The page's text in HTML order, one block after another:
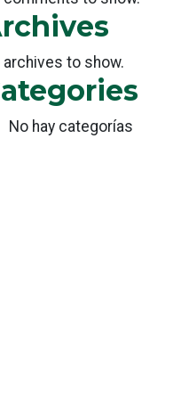
archives to show.
No hay categorías